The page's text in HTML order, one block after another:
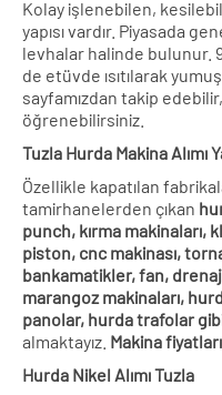
Kolay işlenebilen,
yapısı vardır. Piyasada
levhalar halinde bulunur.
de etüvde ısıtılarak
sayfamızdan takip
öğrenebilirsiniz.
Tuzla Hurda Makina Alımı
Özellikle kapatılan
tamirhanelerden çıkan
punch, kırma
piston, cnc makinası,
bankamatikler, fan,
marangoz makinaları,
panolar, hurda trafolar
almaktayız. Makina fiyatları
Hurda Nikel Alımı Tuzla